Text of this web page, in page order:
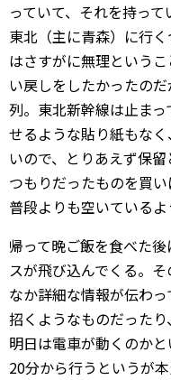
っていて、それを持っ
東北（主に青森）に行
はさすがに無理という
い戻しをしたかったの
列。東北新幹線は止ま
せるような貼り紙もな
いので、とりあえず保
つもりだったものを買
普段よりも空いているよ
帰って晩ご飯を食べた
スが飛び込んでくる。
なか詳細な情報が伝わ
招くようなものだった
明日は電車が動くのか
20分から行うというが